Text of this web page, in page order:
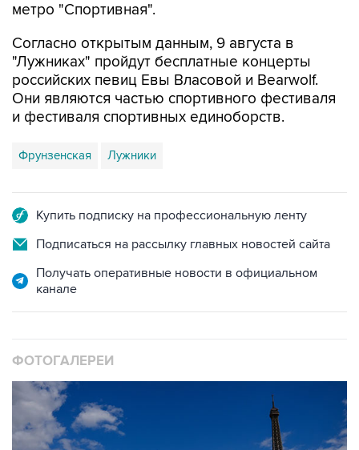
Согласно открытым данным, 9 августа в
российских певиц Евы Власовой и Bearwolf.
Они являются частью спортивного фестиваля
и фестиваля спортивных единоборств.
Фрунзенская Лужники
Подписаться на рассылку главных новостей сайта
Получать оперативные новости в официальном